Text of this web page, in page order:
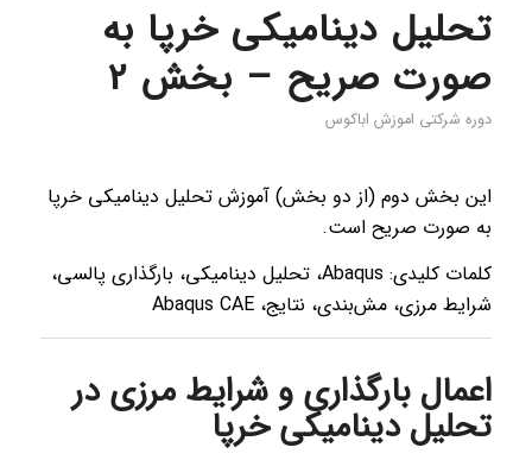
تحلیل دینامیکی خرپا به
صورت صریح – بخش 2
دوره شرکتی اموزش اباکوس
این بخش دوم (از دو بخش) آموزش تحلیل دینامیکی خرپا
به صورت صریح است.
کلمات کلیدی: Abaqus، تحلیل دینامیکی، بارگذاری پالسی،
شرایط مرزی، مش‌بندی، نتایج، Abaqus CAE
اعمال بارگذاری و شرایط مرزی در
تحلیل دینامیکی خرپا